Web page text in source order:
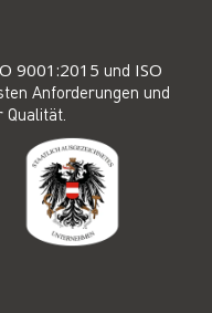
9001:2015 und ISO
Anforderungen und
Qualität.